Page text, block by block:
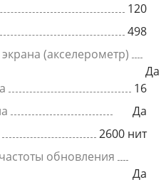
120
498
(акселерометр)
Да
16
Да
2600 нит
обновления
Да